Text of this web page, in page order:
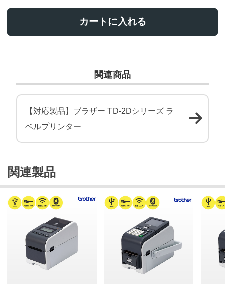
カートに入れる
関連商品
【対応製品】ブラザー TD-2Dシリーズ ラ
ベルプリンター
関連製品